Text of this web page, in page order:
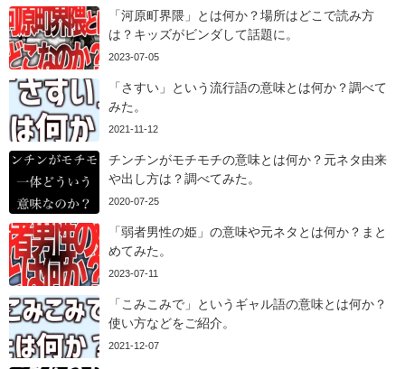
「河原町界隈」とは何か？場所はどこで読み方
は？キッズがビンダして話題に。
2023-07-05
「さすい」という流行語の意味とは何か？調べて
みた。
2021-11-12
チンチンがモチモチの意味とは何か？元ネタ由来
や出し方は？調べてみた。
2020-07-25
「弱者男性の姫」の意味や元ネタとは何か？まと
めてみた。
2023-07-11
「こみこみで」というギャル語の意味とは何か？
使い方などをご紹介。
2021-12-07